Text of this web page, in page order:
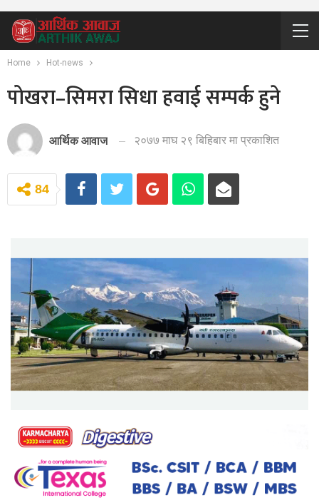
Home Hot-news
पोखरा–सिमरा सिधा हवाई सम्पर्क हुने
आर्थिक आवाज २०७७ माघ २९ बिहिबार मा प्रकाशित
84